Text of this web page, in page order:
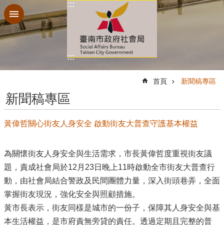
跳到主要內容區塊
:::
:::
首頁 新聞稿專區
新聞稿專區
黃偉哲關心街友人身安全 啟動街友大普查守護基本權益
為關懷街友人身安全與生活需求，市長黃偉哲度重視街友議
題，責成社會局於12月23日晚上11時啟動全市街友大普查行
動，由社會局結合警政及民間團體力量，深入街頭巷弄，全面
掌握街友現況，強化安全與照顧措施。
黃市長表示，街友同樣是城市的一份子，保障其人身安全與基
本生活權益，是市府責無旁貸的責任。透過定期且完整的普